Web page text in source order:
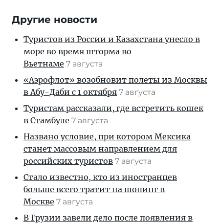
Другие новости
Туристов из России и Казахстана унесло в
море во время шторма во
Вьетнаме 7 августа
«Аэрофлот» возобновит полеты из Москвы
в Абу-Даби с 1 октября 7 августа
Туристам рассказали, где встретить кошек
в Стамбуле 7 августа
Названо условие, при котором Мексика
станет массовым направлением для
российских туристов 7 августа
Стало известно, кто из иностранцев
больше всего тратит на шопинг в
Москве 7 августа
В Грузии завели дело после появления в